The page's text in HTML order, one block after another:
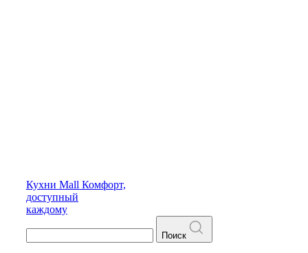
Кухни Mall Комфорт,
доступный
каждому
Поиск